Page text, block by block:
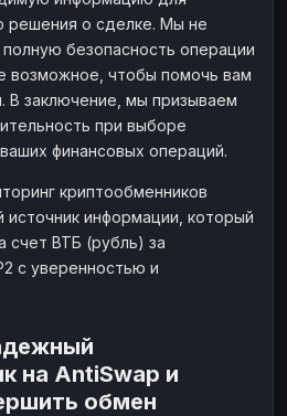
решения о сделке. Мы не
безопасность операции
возможное, чтобы помочь вам
В заключение, мы призываем
при выборе
финансовых операций.
криптообменников
источник информации, который
счет ВТБ (рубль) за
с уверенностью и
на AntiSwap и
обмен